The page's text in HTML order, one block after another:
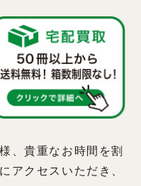
、貴重なお時間を割
アクセスいただき、